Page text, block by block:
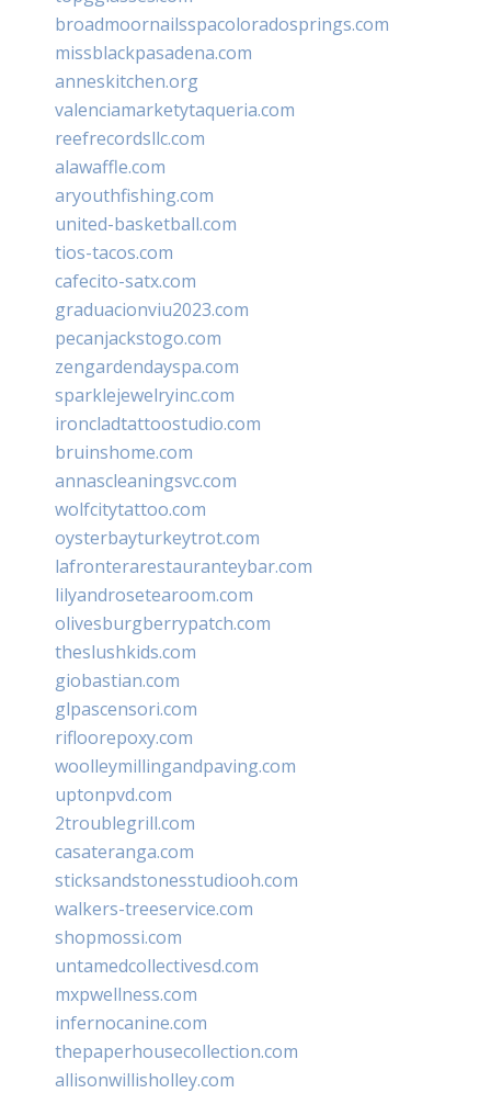
broadmoornailsspacoloradosprings.com
missblackpasadena.com
anneskitchen.org
valenciamarketytaqueria.com
reefrecordsllc.com
alawaffle.com
aryouthfishing.com
united-basketball.com
tios-tacos.com
cafecito-satx.com
graduacionviu2023.com
pecanjackstogo.com
zengardendayspa.com
sparklejewelryinc.com
ironcladtattoostudio.com
bruinshome.com
annascleaningsvc.com
wolfcitytattoo.com
oysterbayturkeytrot.com
lafronterarestauranteybar.com
lilyandrosetearoom.com
olivesburgberrypatch.com
theslushkids.com
giobastian.com
glpascensori.com
rifloorepoxy.com
woolleymillingandpaving.com
uptonpvd.com
2troublegrill.com
casateranga.com
sticksandstonesstudiooh.com
walkers-treeservice.com
shopmossi.com
untamedcollectivesd.com
mxpwellness.com
infernocanine.com
thepaperhousecollection.com
allisonwillisholley.com